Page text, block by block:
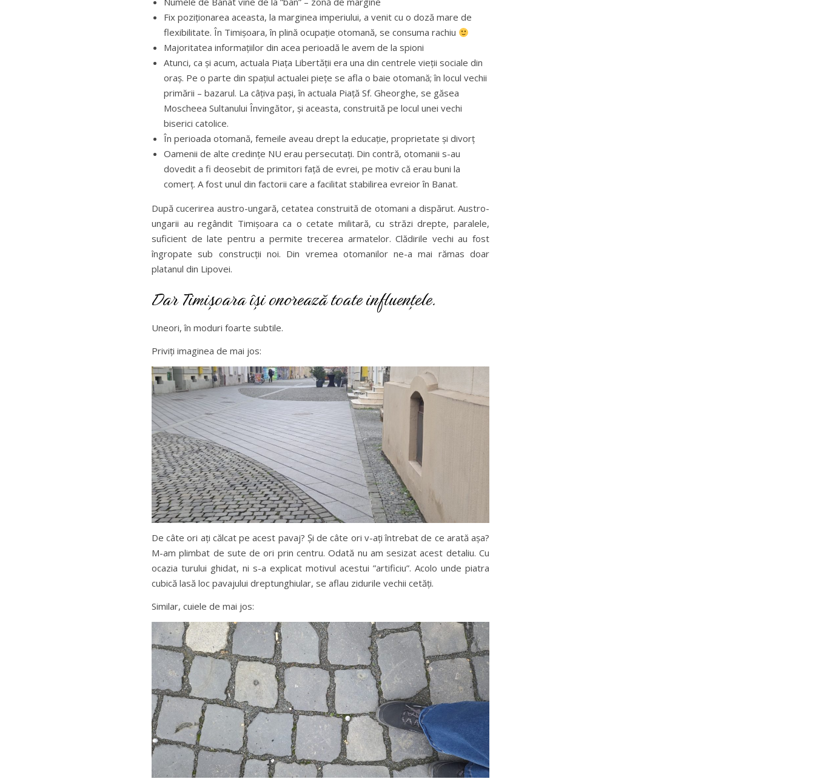
Fix poziționarea aceasta, la marginea imperiului, a venit cu o doză mare de
flexibilitate. În Timișoara, în plină ocupație otomană, se consuma rachiu
Majoritatea informațiilor din acea perioadă le avem de la spioni
Atunci, ca și acum, actuala Piața Libertății era una din centrele vieții sociale din
oraș. Pe o parte din spațiul actualei piețe se afla o baie otomană; în locul vechii
primării – bazarul. La câțiva pași, în actuala Piață Sf. Gheorghe, se găsea
Moscheea Sultanului Învingător, și aceasta, construită pe locul unei vechi
biserici catolice.
În perioada otomană, femeile aveau drept la educație, proprietate și divorț
Oamenii de alte credințe NU erau persecutați. Din contră, otomanii s-au
dovedit a fi deosebit de primitori față de evrei, pe motiv că erau buni la
comerț. A fost unul din factorii care a facilitat stabilirea evreior în Banat.
După cucerirea austro-ungară, cetatea construită de otomani a dispărut. Austro-
ungarii au regândit Timișoara ca o cetate militară, cu străzi drepte, paralele,
suficient de late pentru a permite trecerea armatelor. Clădirile vechi au fost
îngropate sub construcții noi. Din vremea otomanilor ne-a mai rămas doar
platanul din Lipovei.
Dar Timișoara își onorează toate influențele.
Uneori, în moduri foarte subtile.
Priviți imaginea de mai jos:
De câte ori ați călcat pe acest pavaj? Și de câte ori v-ați întrebat de ce arată așa?
M-am plimbat de sute de ori prin centru. Odată nu am sesizat acest detaliu. Cu
ocazia turului ghidat, ni s-a explicat motivul acestui ”artificiu”. Acolo unde piatra
cubică lasă loc pavajului dreptunghiular, se aflau zidurile vechii cetăți.
Similar, cuiele de mai jos: